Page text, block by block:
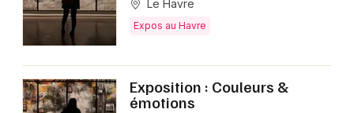
Le Havre
Expos au Havre
Exposition : Couleurs &
émotions